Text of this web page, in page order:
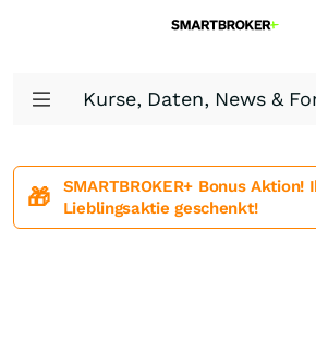
Kurse, Daten, News &
🎁
SMARTBROKER+ Bonus Aktion!
Lieblingsaktie geschenkt!